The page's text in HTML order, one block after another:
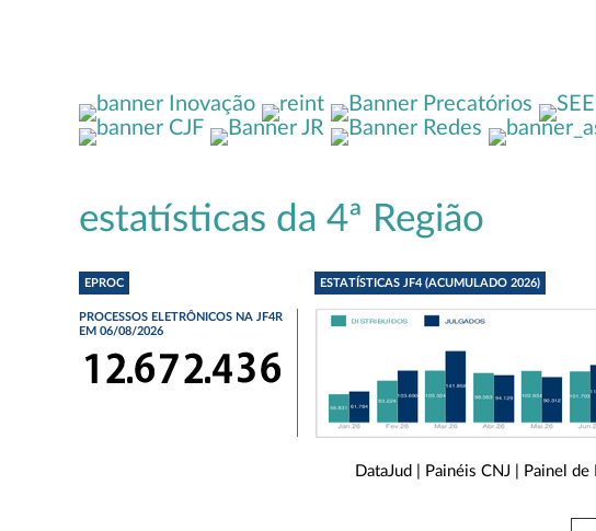
estatísticas da 4ª Região
EPROC
PROCESSOS ELETRÔNICOS NA JF4R
EM 06/08/2026
ESTATÍSTICAS JF4 (ACUMULADO 2026)
DataJud Painéis CNJ Painel de